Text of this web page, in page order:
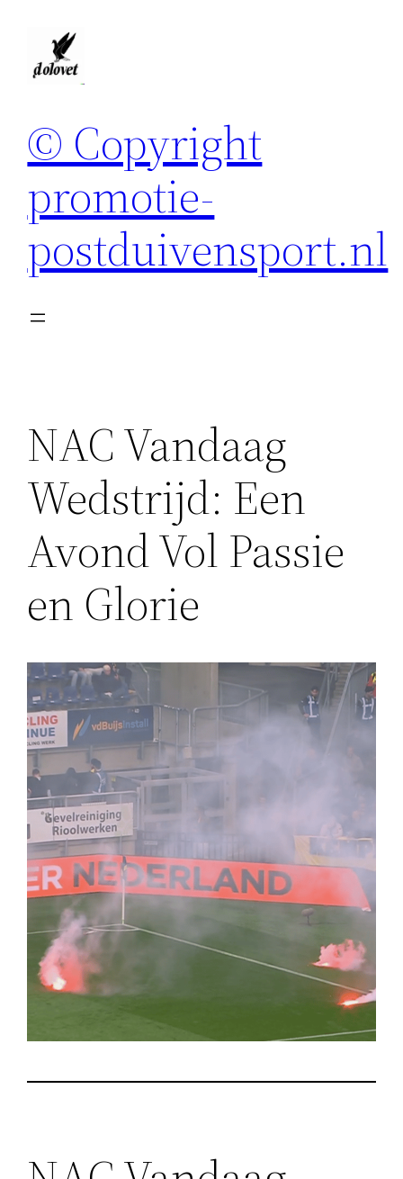
© Copyright
promotie-
postduivensport.nl
NAC Vandaag
Wedstrijd: Een
Avond Vol Passie
en Glorie